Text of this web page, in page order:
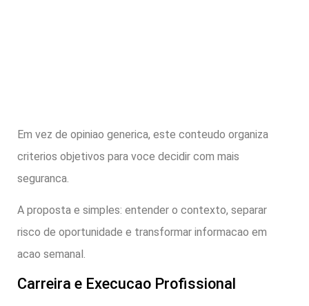
Em vez de opiniao generica, este conteudo organiza
criterios objetivos para voce decidir com mais
seguranca.
A proposta e simples: entender o contexto, separar
risco de oportunidade e transformar informacao em
acao semanal.
Carreira e Execucao Profissional